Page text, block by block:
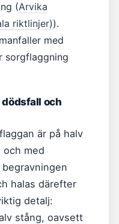
(Arvika
riktlinjer)).
med
sorgflaggning
dödsfall och
är på halv
och med
halas därefter
detalj:
stång, oavsett